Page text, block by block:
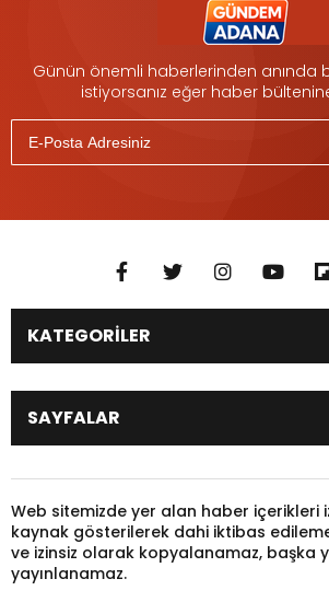
Günün önemli haberlerinden anında
istiyorsanız eğer haber
KATEGORİLER
DÜNYA
SİYASET
EKONOMİ
SAĞLIK
SPOR
TARIM
YEREL
GÜNDEM
KADIN
KONSER
KÜLTÜR & SANAT
SAYFALAR
Pariteler
Canlı
Puan Durumu
Fikstür
Gazeteler
Burçlar
Web sitemizde yer alan haber içerikleri
kaynak gösterilerek dahi iktibas
ve izinsiz olarak kopyalanamaz, başka
yayınlanamaz.